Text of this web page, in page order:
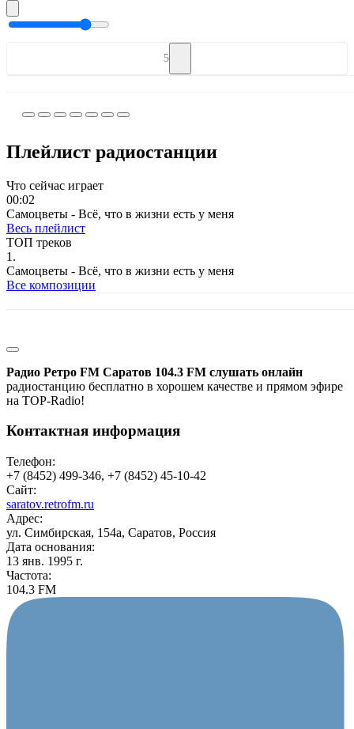
5
Плейлист радиостанции
Что сейчас играет
00:02
Самоцветы - Всё, что в жизни есть у меня
Весь плейлист
ТОП треков
1.
Самоцветы - Всё, что в жизни есть у меня
Все композиции
Радио Ретро FM Саратов 104.3 FM слушать онлайн
радиостанцию бесплатно в хорошем качестве и прямом эфире
на TOP-Radio!
Контактная информация
Телефон:
+7 (8452) 499-346, +7 (8452) 45-10-42
Сайт:
saratov.retrofm.ru
Адрес:
ул. Симбирская, 154а, Саратов, Россия
Дата основания:
13 янв. 1995 г.
Частота:
104.3 FM